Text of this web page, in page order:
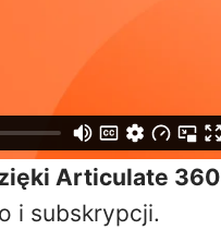
Articulate 360
i subskrypcji.